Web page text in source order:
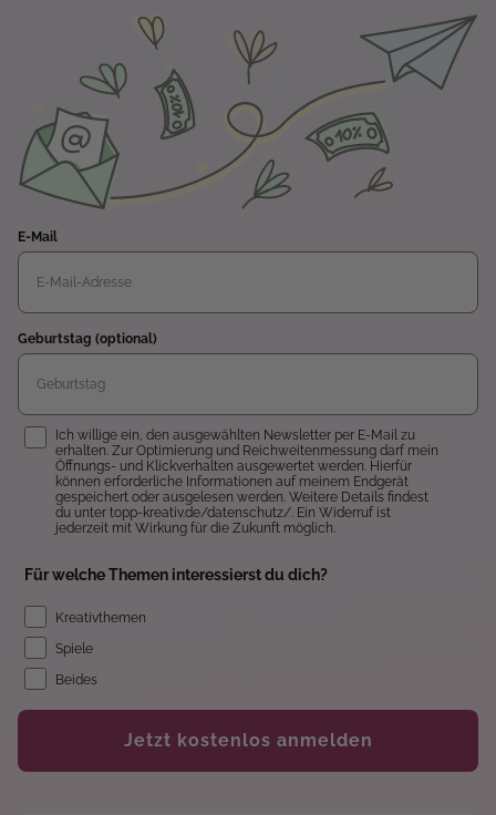
E-Mail
Geburtstag (optional)
Einwilligung
Ich willige ein, den ausgewählten Newsletter per E-Mail zu
erhalten. Zur Optimierung und Reichweitenmessung darf mein
Öffnungs- und Klickverhalten ausgewertet werden. Hierfür
können erforderliche Informationen auf meinem Endgerät
gespeichert oder ausgelesen werden. Weitere Details findest
du unter topp-kreativ.de/datenschutz/. Ein Widerruf ist
jederzeit mit Wirkung für die Zukunft möglich.
Für welche Themen interessierst du dich?
Kreativthemen
Spiele
Beides
Jetzt kostenlos anmelden